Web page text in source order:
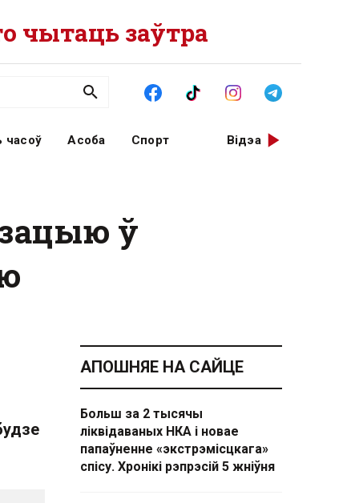
чытаць заўтра
часоў Асоба Спорт Відэа
ў
АПОШНЯЕ НА САЙЦЕ
Больш за 2 тысячы
ліквідаваных НКА і новае
папаўненне «экстрэмісцкага»
спісу. Хронікі рэпрэсій 5 жніўня